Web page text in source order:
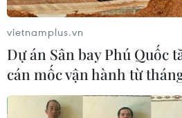
vietnamplus.vn
Dự án Sân bay Phú Quốc
cán mốc vận hành từ